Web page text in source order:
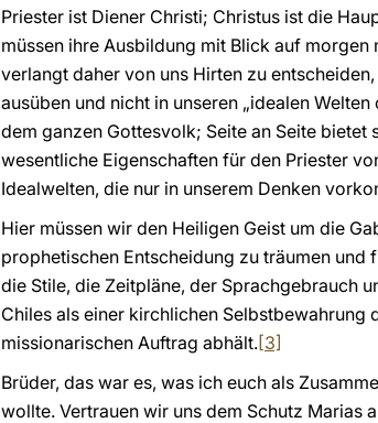
Priester ist Diener Christi; Christus ist die
müssen ihre Ausbildung mit Blick auf
verlangt daher von uns Hirten zu
ausüben und nicht in unseren „idealen
dem ganzen Gottesvolk; Seite an Seite
wesentliche Eigenschaften für den Priester
Idealwelten, die nur in unserem Denken
Hier müssen wir den Heiligen Geist um die
prophetischen Entscheidung zu träumen und
die Stile, die Zeitpläne, der Sprachgebrauch
Chiles als einer kirchlichen Selbstbewahrung
missionarischen Auftrag abhält.[3]
Brüder, das war es, was ich euch als
wollte. Vertrauen wir uns dem Schutz Marias